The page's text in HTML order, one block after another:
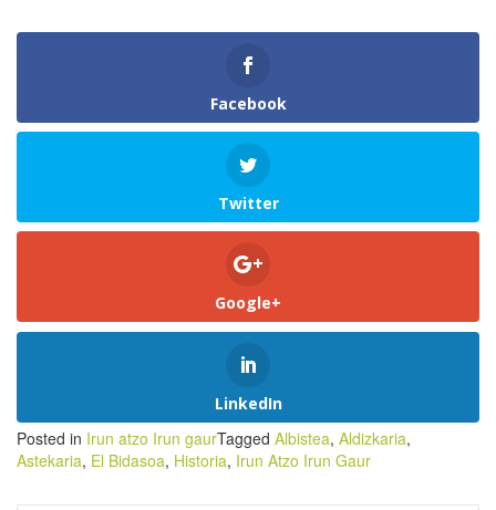
Facebook
Twitter
Google+
LinkedIn
Posted in Irun atzo Irun gaurTagged Albistea, Aldizkaria,
Astekaria, El Bidasoa, Historia, Irun Atzo Irun Gaur